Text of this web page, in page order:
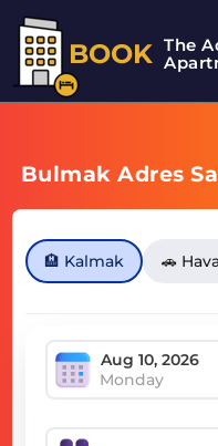
BOOK The
Bulmak Adres
🏨 Kalmak 🚗
Monday